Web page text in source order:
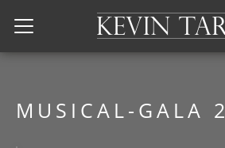
Kevin Tarte
MUSICAL-GALA